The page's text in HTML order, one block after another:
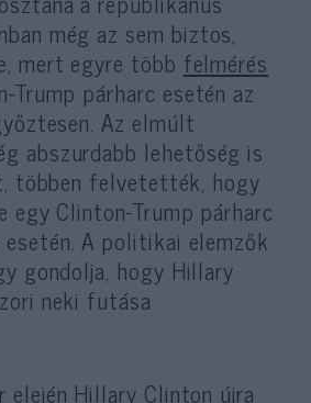
még az sem biztos,
mert egyre több felmérés
Trump párharc esetén az
Az elmúlt
abszurdabb lehetőség is
többen felvetették, hogy
egy Clinton-Trump párharc
A politikai elemzők
gondolja, hogy Hillary
neki futása
elején Hillary Clinton újra